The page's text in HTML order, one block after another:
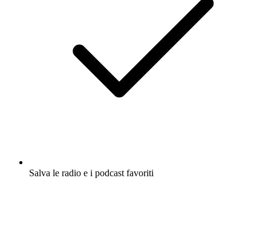
Salva le radio e i podcast favoriti